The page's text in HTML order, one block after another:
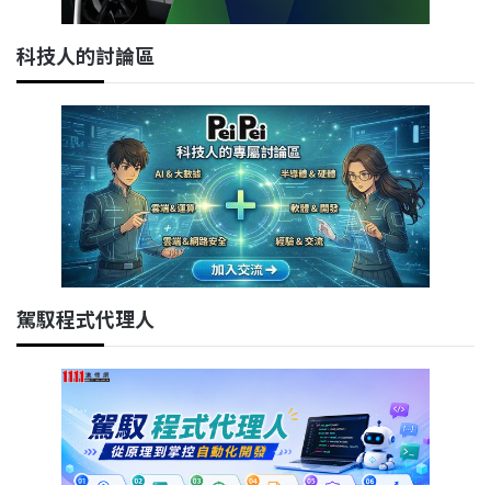
科技人的討論區
駕馭程式代理人